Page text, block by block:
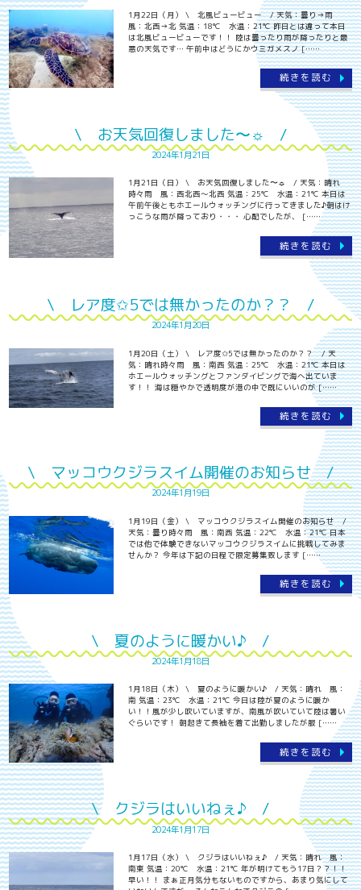
1月22日（月） \ 北風ビュービュー / 天気：曇り→雨
風：北西→北 気温：18℃ 水温：21℃ 昨日とは違って本日
は北風ビュービューです！！ 陸は曇ったり雨が降ったりと最
悪の天気です… 午前中はどうにかウミガメスノ [……
続きを読む
\ お天気回復しました〜☼ /
2024年1月21日
1月21日（日） \ お天気回復しました〜☼ / 天気：晴れ
時々雨 風：西北西～北西 気温：25℃ 水温：21℃ 本日は
午前午後ともホエールウォッチングに行ってきました♪朝はけ
っこうな雨が降っており・・・ 心配でしたが、 [……
続きを読む
\ レア度✩5では無かったのか？？ /
2024年1月20日
1月20日（土） \ レア度✩5では無かったのか？？ / 天
気：晴れ時々雨 風：南西 気温：25℃ 水温：21℃ 本日は
ホエールウォッチングとファンダイビングで海へ出ていま
す！！ 海は穏やかで透明度が港の中で既にいいのが [……
続きを読む
\ マッコウクジラスイム開催のお知らせ /
2024年1月19日
1月19日（金） \ マッコウクジラスイム開催のお知らせ /
天気：曇り時々雨 風：南西 気温：22℃ 水温：21℃ 日本
では他で体験できないマッコウクジラスイムに挑戦してみま
せんか？ 今年は下記の日程で限定募集致します [……
続きを読む
\ 夏のように暖かい♪ /
2024年1月18日
1月18日（木） \ 夏のように暖かい♪ / 天気：晴れ 風：
南 気温：23℃ 水温：21℃ 今日は陸が夏のように暖か
い！！風が少し吹いていますが、南風が吹いていて陸は暑い
ぐらいです！ 朝起きて長袖を着て出勤しましたが服 [……
続きを読む
\ クジラはいいねぇ♪ /
2024年1月17日
1月17日（水） \ クジラはいいねぇ♪ / 天気：晴れ 風：
南東 気温：20℃ 水温：21℃ 年が明けてもう17日？？！！
早い！！ まぁ正月気分もないものですから、あまり気にして